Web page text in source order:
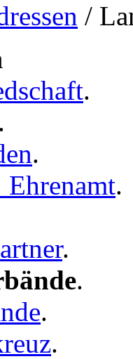
/
.
.
.
Ehrenamt.
.
.
.
.